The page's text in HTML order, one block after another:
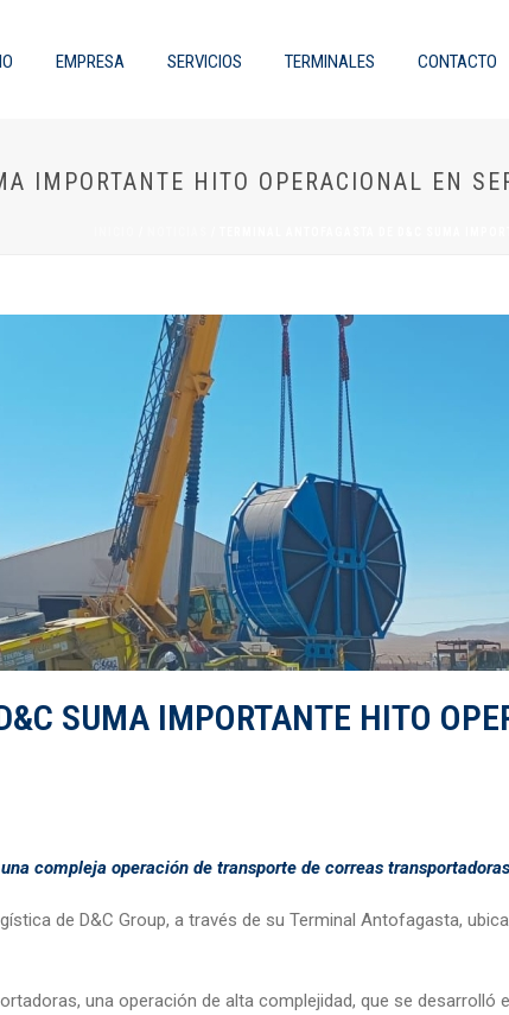
EMPRESA SERVICIOS TERMINALES CONTACTO
IMPORTANTE HITO OPERACIONAL EN
SUMA IMPORTANTE HITO
compleja operación de transporte de correas
de D&C Group, a través de su Terminal Antofagasta,
una operación de alta complejidad, que se desarrolló